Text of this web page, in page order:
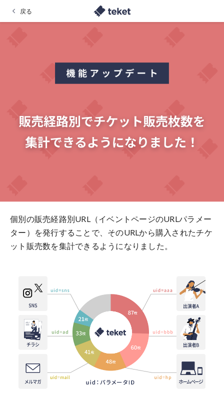
戻る
個別の販売経路別URL（イベントページのURLパラメー
ター）を発行することで、そのURLから購入されたチケ
ット販売数を集計できるようになりました。